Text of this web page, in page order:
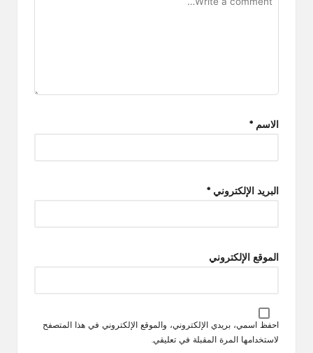
الاسم *
البريد الإلكتروني *
الموقع الإلكتروني
احفظ اسمي، بريدي الإلكتروني، والموقع الإلكتروني في هذا المتصفح
لاستخدامها المرة المقبلة في تعليقي.